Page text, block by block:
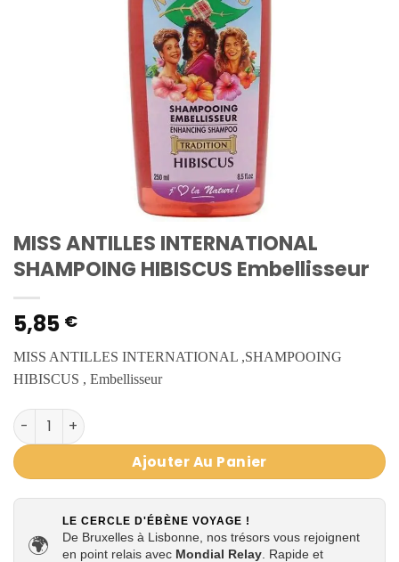
MISS ANTILLES INTERNATIONAL
SHAMPOING HIBISCUS Embellisseur
5,85 €
MISS ANTILLES INTERNATIONAL ,SHAMPOOING
HIBISCUS , Embellisseur
quantité de MISS ANTILLES INTERNATIONAL SHAMPOING
Ajouter Au Panier
🌍
LE CERCLE D'ÉBÈNE VOYAGE !
De Bruxelles à Lisbonne, nos trésors vous rejoignent
en point relais avec Mondial Relay . Rapide et